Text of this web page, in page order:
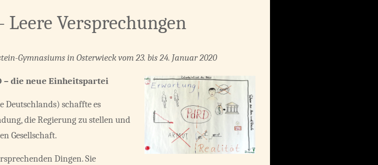
Leere Versprechungen
Gymnasiums in Osterwieck vom 23. bis 24. Januar 2020
– die neue Einheitspartei
Deutschlands) schaffte es
die Regierung zu stellen und
Gesellschaft.
Dingen. Sie